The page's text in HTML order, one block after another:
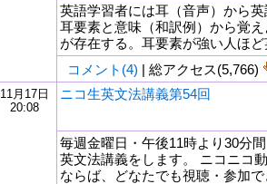
英語学習者には耳（音声）から
耳要素と意味（和訳例）から覚
が存在する。耳要素が強い人ほ
コメント(4) | 総アクセス(5,766)
11月17日
20:08
ニコ生英文法講義第54回
毎週金曜日・午後11時より30分
英文法講義をします。 ニコニコ
ならば、どなたでも視聴・参加